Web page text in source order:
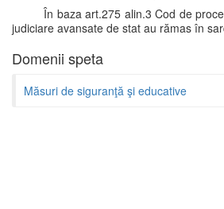
În baza art.275 alin.3 Cod de
judiciare avansate de stat au rămas în
Domenii speta
Măsuri de siguranţă şi educative